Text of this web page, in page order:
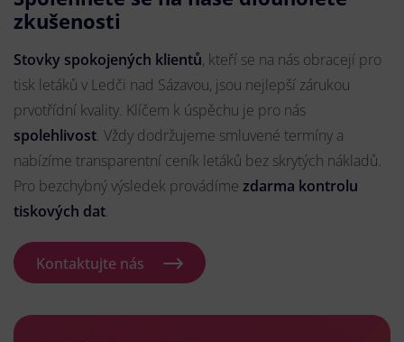
zkušenosti
Stovky spokojených klientů, kteří se na nás obracejí pro
tisk letáků v Ledči nad Sázavou, jsou nejlepší zárukou
prvotřídní kvality. Klíčem k úspěchu je pro nás
spolehlivost. Vždy dodržujeme smluvené termíny a
nabízíme transparentní ceník letáků bez skrytých nákladů.
Pro bezchybný výsledek provádíme zdarma kontrolu
tiskových dat.
Kontaktujte nás